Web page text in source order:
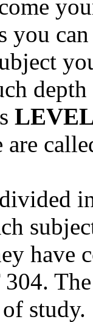
you
are
divided
have
study.